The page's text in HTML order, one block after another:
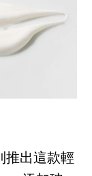
推出這款輕